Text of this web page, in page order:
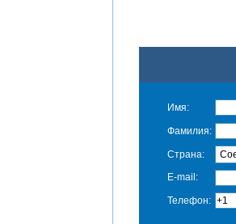
Имя:
Фамилия:
Страна:
E-mail:
Телефон: